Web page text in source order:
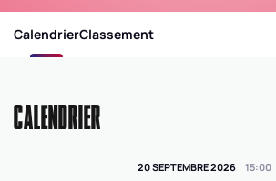
CalendrierClassement
CALENDRIER
20 SEPTEMBRE 2026 15:00